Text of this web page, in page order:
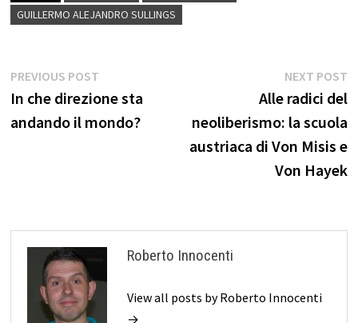
GUILLERMO ALEJANDRO SULLINGS
Navigazione
articoli
PREVIOUS POSTPrevious
post:
In che direzione sta
andando il mondo?
NEXT POST
Alle radici del
neoliberismo: la scuola
austriaca di Von Misis e
Von Hayek
Roberto Innocenti
View all posts by Roberto Innocenti
→